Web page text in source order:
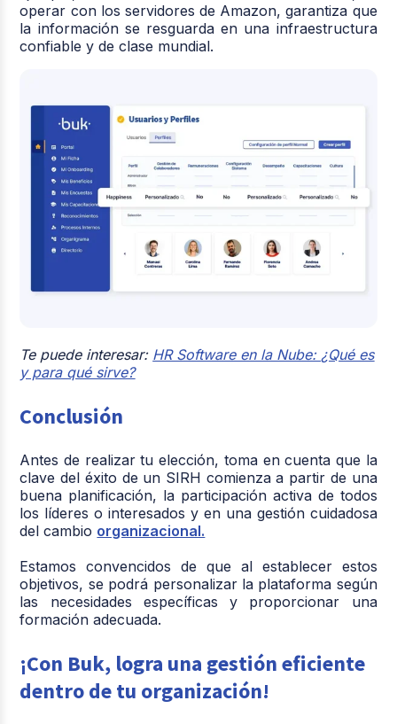
operar con los servidores de Amazon, garantiza que
la información se resguarda en una infraestructura
confiable y de clase mundial.
Te puede interesar: HR Software en la Nube: ¿Qué es
y para qué sirve?
Conclusión
Antes de realizar tu elección, toma en cuenta que la
clave del éxito de un SIRH comienza a partir de una
buena planificación, la participación activa de todos
los líderes o interesados y en una gestión cuidadosa
del cambio organizacional.
Estamos convencidos de que al establecer estos
objetivos, se podrá personalizar la plataforma según
las necesidades específicas y proporcionar una
formación adecuada.
¡Con Buk, logra una gestión eficiente
dentro de tu organización!